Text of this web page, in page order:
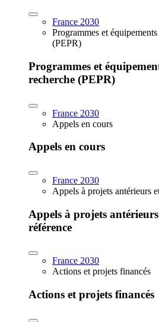
France 2030
Programmes et
(PEPR)
Programmes et
recherche (PEPR)
France 2030
Appels en cours
Appels en cours
France 2030
Appels à projets antérieurs
Appels à projets
référence
France 2030
Actions et projets financés
Actions et projets financés